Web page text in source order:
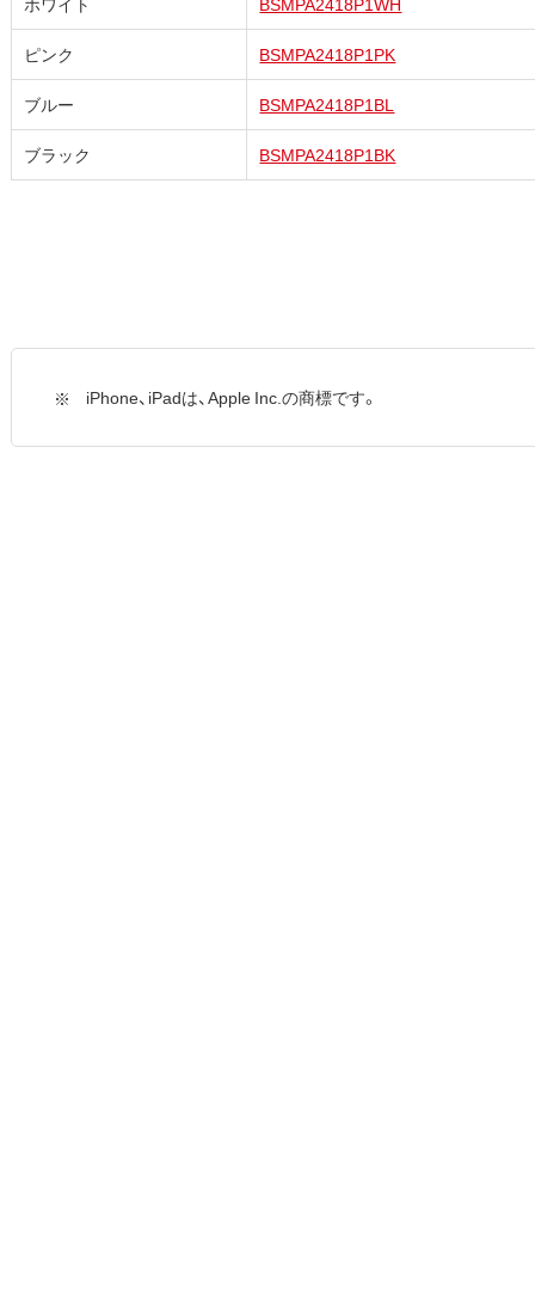
ピンク BSMPA2418P1PK
ブルー BSMPA2418P1BL
ブラック BSMPA2418P1BK
iPhone、iPadは、Apple Inc.の商標です。